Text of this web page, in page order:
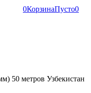
0КорзинаПусто0
50 метров Узбекистан